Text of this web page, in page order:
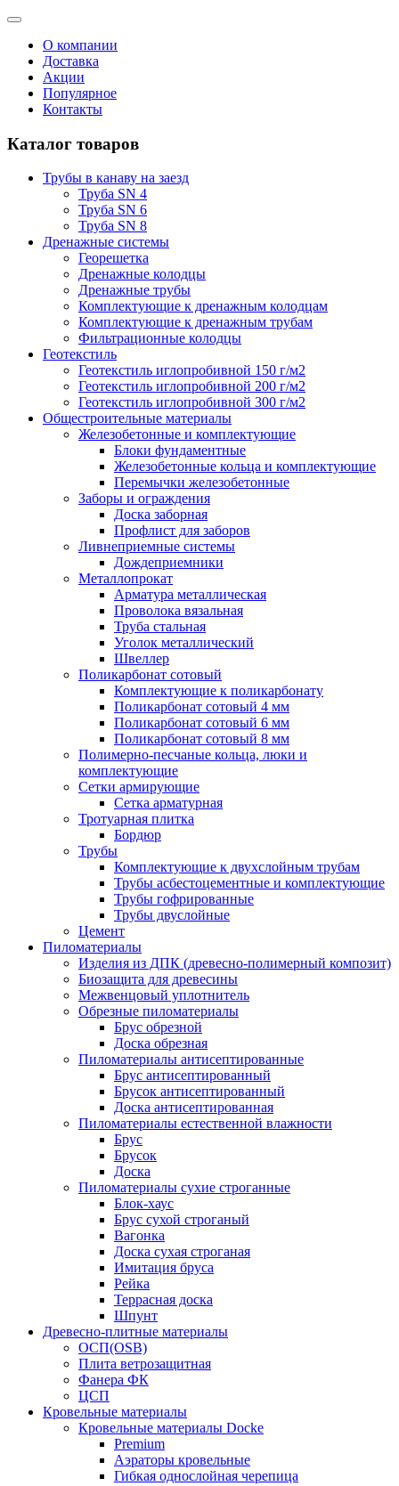
О компании
Доставка
Акции
Популярное
Контакты
Каталог товаров
Трубы в канаву на заезд
Труба SN 4
Труба SN 6
Труба SN 8
Дренажные системы
Георешетка
Дренажные колодцы
Дренажные трубы
Комплектующие к дренажным колодцам
Комплектующие к дренажным трубам
Фильтрационные колодцы
Геотекстиль
Геотекстиль иглопробивной 150 г/м2
Геотекстиль иглопробивной 200 г/м2
Геотекстиль иглопробивной 300 г/м2
Общестроительные материалы
Железобетонные и комплектующие
Блоки фундаментные
Железобетонные кольца и комплектующие
Перемычки железобетонные
Заборы и ограждения
Доска заборная
Профлист для заборов
Ливнеприемные системы
Дождеприемники
Металлопрокат
Арматура металлическая
Проволока вязальная
Труба стальная
Уголок металлический
Швеллер
Поликарбонат сотовый
Комплектующие к поликарбонату
Поликарбонат сотовый 4 мм
Поликарбонат сотовый 6 мм
Поликарбонат сотовый 8 мм
Полимерно-песчаные кольца, люки и
комплектующие
Сетки армирующие
Сетка арматурная
Тротуарная плитка
Бордюр
Трубы
Комплектующие к двухслойным трубам
Трубы асбестоцементные и комплектующие
Трубы гофрированные
Трубы двуслойные
Цемент
Пиломатериалы
Изделия из ДПК (древесно-полимерный композит)
Биозащита для древесины
Межвенцовый уплотнитель
Обрезные пиломатериалы
Брус обрезной
Доска обрезная
Пиломатериалы антисептированные
Брус антисептированный
Брусок антисептированный
Доска антисептированная
Пиломатериалы естественной влажности
Брус
Брусок
Доска
Пиломатериалы сухие строганные
Блок-хаус
Брус сухой строганый
Вагонка
Доска сухая строганая
Имитация бруса
Рейка
Террасная доска
Шпунт
Древесно-плитные материалы
ОСП(OSB)
Плита ветрозащитная
Фанера ФК
ЦСП
Кровельные материалы
Кровельные материалы Docke
Premium
Аэраторы кровельные
Гибкая однослойная черепица